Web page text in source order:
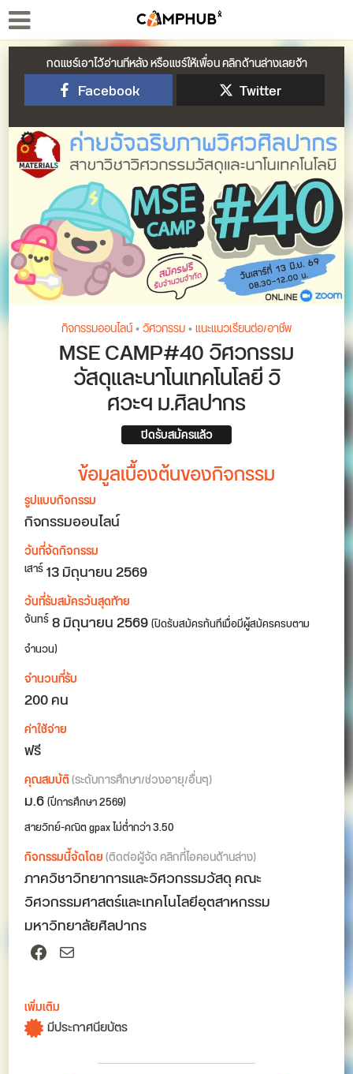
กดแชร์เอาไว้อ่านทีหลัง หรือแชร์ให้เพื่อน คลิกด้านล่างเลยจ้า
Facebook Twitter
กิจกรรมออนไลน์•วิศวกรรม•แนะแนวเรียนต่อ/อาชีพ
MSE CAMP#40 วิศวกรรม
วัสดุและนาโนเทคโนโลยี วิ
ศวะฯ ม.ศิลปากร
ปิดรับสมัครแล้ว
ข้อมูลเบื้องต้นของกิจกรรม
รูปแบบกิจกรรม
กิจกรรมออนไลน์
วันที่จัดกิจกรรม
เสาร์13มิถุนายน 2569
วันที่รับสมัครวันสุดท้าย
จันทร์8 มิถุนายน 2569(ปิดรับสมัครทันทีเมื่อมีผู้สมัครครบตาม
จำนวน)
จำนวนที่รับ
200 คน
ค่าใช้จ่าย
ฟรี
คุณสมบัติ(ระดับการศึกษา/ช่วงอายุ/อื่นๆ)
ม.6(ปีการศึกษา 2569)
สายวิทย์-คณิต gpax ไม่ต่ำกว่า 3.50
กิจกรรมนี้จัดโดย(ติดต่อผู้จัด คลิกที่ไอคอนด้านล่าง)
ภาควิชาวิทยาการและวิศวกรรมวัสดุ คณะ
วิศวกรรมศาสตร์และเทคโนโลยีอุตสาหกรรม
มหาวิทยาลัยศิลปากร
Facebook
Mail
เพิ่มเติม
มีประกาศนียบัตร